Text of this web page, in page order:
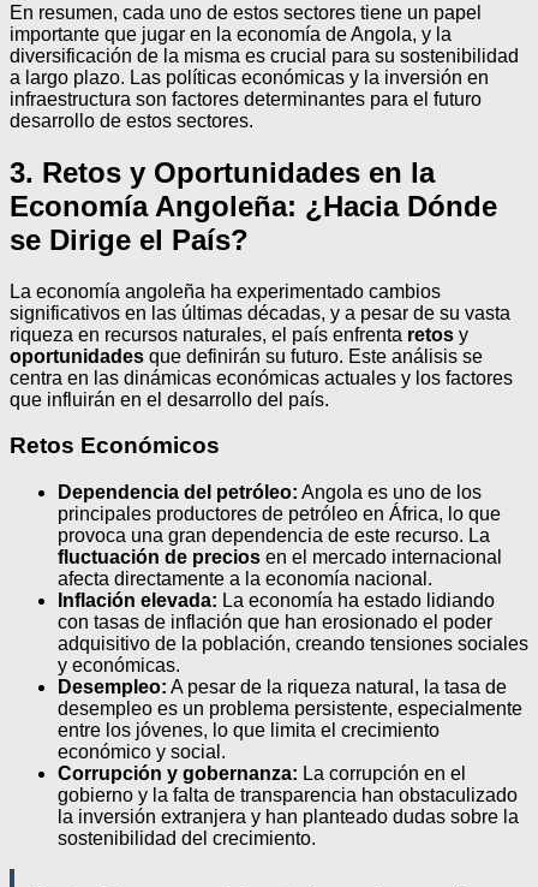
En resumen, cada uno de estos sectores tiene un papel
importante que jugar en la economía de Angola, y la
diversificación de la misma es crucial para su sostenibilidad
a largo plazo. Las políticas económicas y la inversión en
infraestructura son factores determinantes para el futuro
desarrollo de estos sectores.
3. Retos y Oportunidades en la
Economía Angoleña: ¿Hacia Dónde
se Dirige el País?
La economía angoleña ha experimentado cambios
significativos en las últimas décadas, y a pesar de su vasta
riqueza en recursos naturales, el país enfrenta retos y
oportunidades que definirán su futuro. Este análisis se
centra en las dinámicas económicas actuales y los factores
que influirán en el desarrollo del país.
Retos Económicos
Dependencia del petróleo: Angola es uno de los
principales productores de petróleo en África, lo que
provoca una gran dependencia de este recurso. La
fluctuación de precios en el mercado internacional
afecta directamente a la economía nacional.
Inflación elevada: La economía ha estado lidiando
con tasas de inflación que han erosionado el poder
adquisitivo de la población, creando tensiones sociales
y económicas.
Desempleo: A pesar de la riqueza natural, la tasa de
desempleo es un problema persistente, especialmente
entre los jóvenes, lo que limita el crecimiento
económico y social.
Corrupción y gobernanza: La corrupción en el
gobierno y la falta de transparencia han obstaculizado
la inversión extranjera y han planteado dudas sobre la
sostenibilidad del crecimiento.